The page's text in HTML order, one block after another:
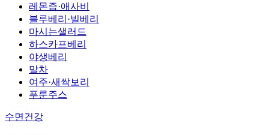
레몬즙·애사비
블루베리·빌베리
마시는샐러드
하스카프베리
야생베리
말차
여주·새싹보리
푸룬주스
수면건강